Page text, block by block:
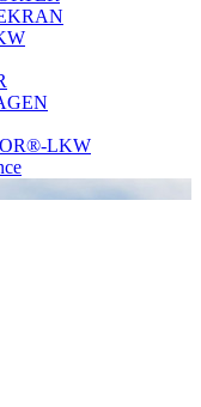
LKW